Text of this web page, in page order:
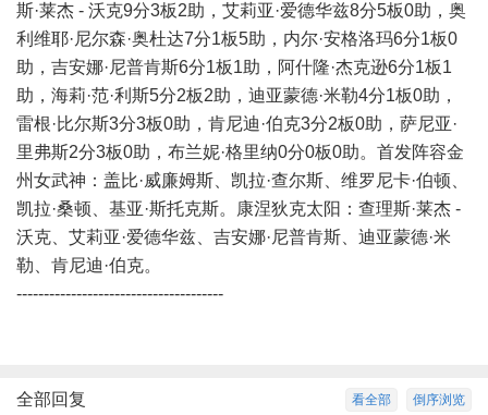
斯·莱杰 - 沃克9分3板2助，艾莉亚·爱德华兹8分5板0助，奥
利维耶·尼尔森·奥杜达7分1板5助，内尔·安格洛玛6分1板0
助，吉安娜·尼普肯斯6分1板1助，阿什隆·杰克逊6分1板1
助，海莉·范·利斯5分2板2助，迪亚蒙德·米勒4分1板0助，
雷根·比尔斯3分3板0助，肯尼迪·伯克3分2板0助，萨尼亚·
里弗斯2分3板0助，布兰妮·格里纳0分0板0助。首发阵容金
州女武神：盖比·威廉姆斯、凯拉·查尔斯、维罗尼卡·伯顿、
凯拉·桑顿、基亚·斯托克斯。康涅狄克太阳：查理斯·莱杰 -
沃克、艾莉亚·爱德华兹、吉安娜·尼普肯斯、迪亚蒙德·米
勒、肯尼迪·伯克。
--------------------------------------
倒序浏览
看全部
全部回复